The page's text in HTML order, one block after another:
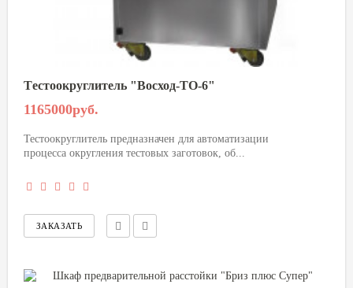
Tестоокруглитель "Восход-ТО-6"
1165000руб.
Тестоокруглитель предназначен для автоматизации
процесса округления тестовых заготовок, об...